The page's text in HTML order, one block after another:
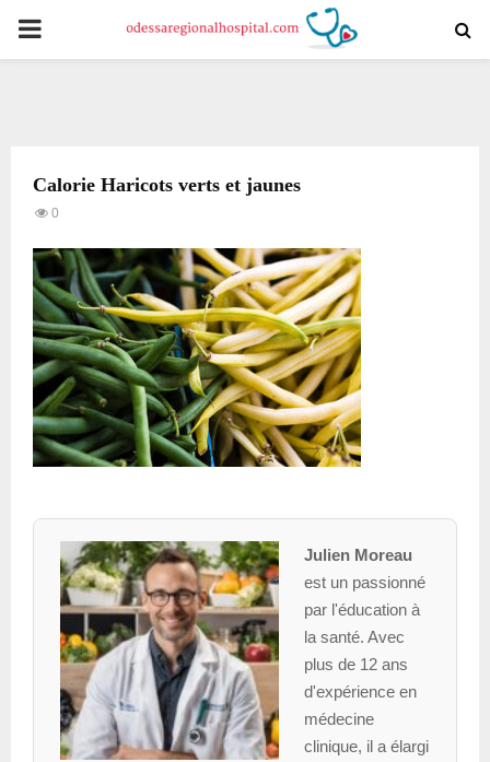
PRIMARY
Calorie Haricots verts et jaunes
0
Julien Moreau
est un passionné
par l'éducation à
la santé. Avec
plus de 12 ans
d'expérience en
médecine
clinique, il a élargi